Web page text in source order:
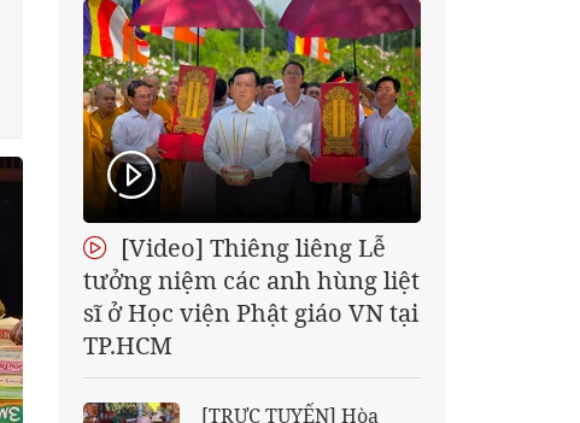
[Video] Thiêng liêng Lễ
tưởng niệm các anh hùng liệt
sĩ ở Học viện Phật giáo VN tại
TP.HCM
[TRỰC TUYẾN] Hòa